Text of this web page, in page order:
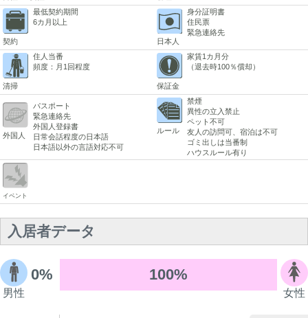
契約
最低契約期間
6カ月以上
日本人
身分証明書
住民票
緊急連絡先
清掃
住人当番
頻度：月1回程度
保証金
家賃1カ月分
（退去時100％償却）
外国人
パスポート
緊急連絡先
外国人登録書
日常会話程度の日本語
日本語以外の言語対応不可
ルール
禁煙
異性の立入禁止
ペット不可
友人の訪問可、宿泊は不可
ゴミ出しは当番制
ハウスルール有り
イベント
入居者データ
男性
0% 100%
女性